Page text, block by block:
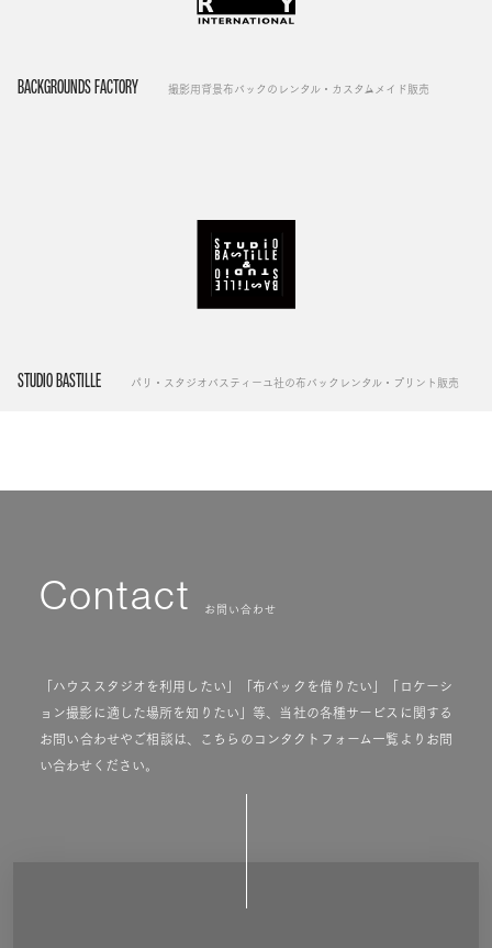
BACKGROUNDS FACTORY 撮影用背景布バックのレンタル・カスタムメイド販売
STUDIO BASTILLE パリ・スタジオバスティーユ社の布バックレンタル・プリント販売
Contact お問い合わせ
「ハウススタジオを利用したい」「布バックを借りたい」「ロケーシ
ョン撮影に適した場所を知りたい」等、当社の各種サービスに関する
お問い合わせやご相談は、こちらのコンタクトフォーム一覧よりお問
い合わせください。